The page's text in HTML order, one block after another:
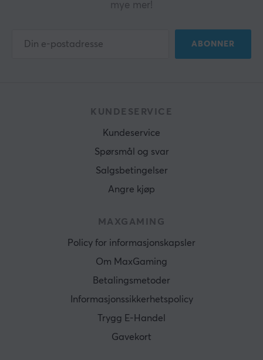
mye mer!
ABONNER
KUNDESERVICE
Kundeservice
Spørsmål og svar
Salgsbetingelser
Angre kjøp
MAXGAMING
Policy for informasjonskapsler
Om MaxGaming
Betalingsmetoder
Informasjonssikkerhetspolicy
Trygg E-Handel
Gavekort